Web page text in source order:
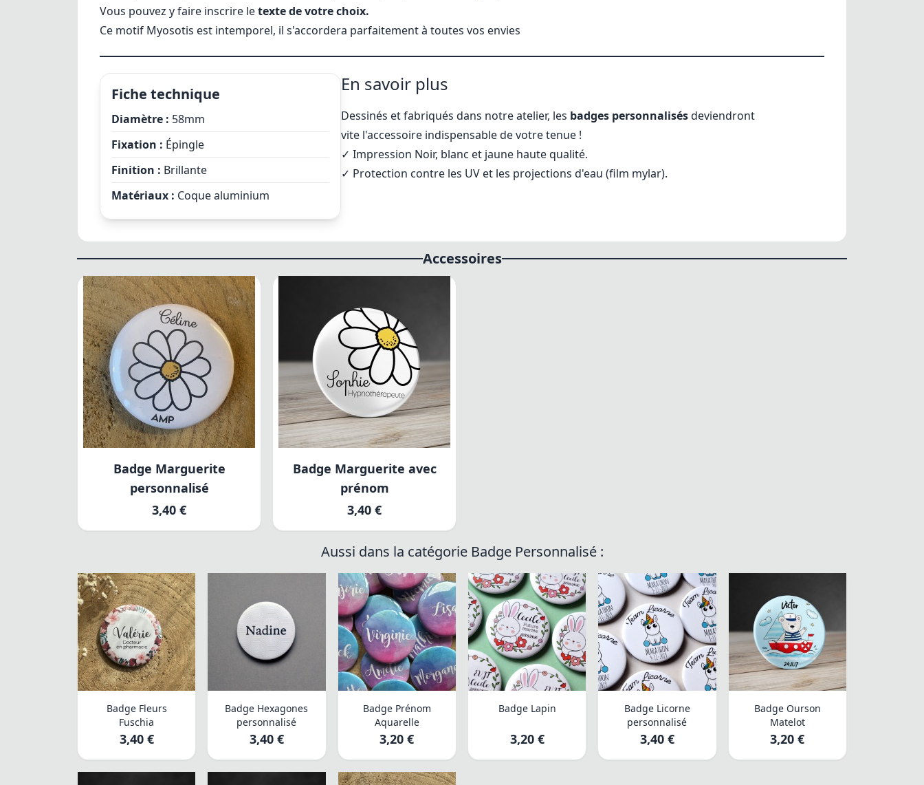
Vous pouvez y faire inscrire letexte de votre choix.
Ce motif Myosotis est intemporel, il s'accordera parfaitement à toutes vos envies
En savoir plus
Dessinés et fabriqués dans notre atelier, les badges personnalisésdeviendront
vite l'accessoire indispensable de votre tenue !
✓Impression Noir, blanc et jaune haute qualité.
✓ Protection contre les UV et les projections d'eau (film mylar).
Fiche technique
Diamètre : 58mm
Fixation : Épingle
Finition : Brillante
Matériaux : Coque aluminium
Accessoires
Badge Marguerite
personnalisé
3,40 €
Badge Marguerite avec
prénom
3,40 €
Aussi dans la catégorie Badge Personnalisé :
Badge Fleurs
Fuschia
3,40 €
Badge Hexagones
personnalisé
3,40 €
Badge Prénom
Aquarelle
3,20 €
Badge Lapin
3,20 €
Badge Licorne
personnalisé
3,40 €
Badge Ourson
Matelot
3,20 €